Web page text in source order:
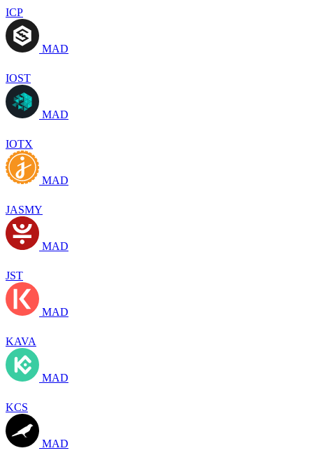
ICP
MAD
IOST
MAD
IOTX
MAD
JASMY
MAD
JST
MAD
KAVA
MAD
KCS
MAD